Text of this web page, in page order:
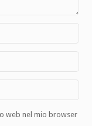
web nel mio browser